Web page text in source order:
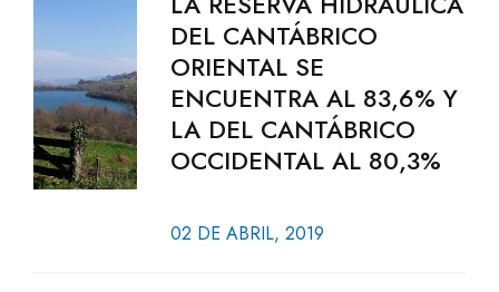
DEL CANTÁBRICO
ORIENTAL SE
ENCUENTRA AL 83,6% Y
LA DEL CANTÁBRICO
OCCIDENTAL AL 80,3%
02 DE ABRIL, 2019